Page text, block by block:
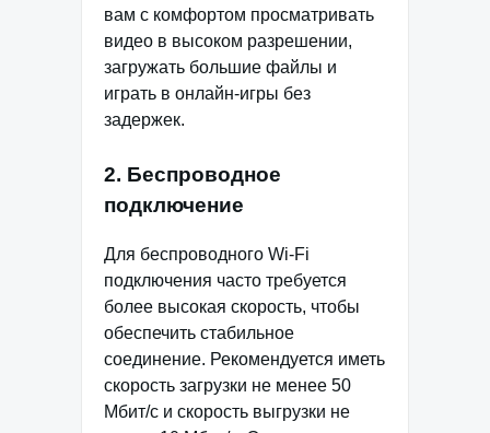
вам с комфортом просматривать
видео в высоком разрешении,
загружать большие файлы и
играть в онлайн-игры без
задержек.
2. Беспроводное
подключение
Для беспроводного Wi-Fi
подключения часто требуется
более высокая скорость, чтобы
обеспечить стабильное
соединение. Рекомендуется иметь
скорость загрузки не менее 50
Мбит/с и скорость выгрузки не